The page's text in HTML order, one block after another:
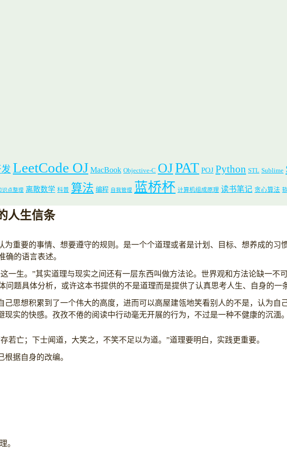
LeetCode OJ MacBook Objective-C OJPAT POJ Python STL Sublime
识点整理 离散数学 科普 算法 编程 自我管理 蓝桥杯 计算机组成原理 读书笔记 贪心算法
人生信条
为重要的事情、想要遵守的规则。是一个个道理或者是计划、目标、想养成的
确的语言表述。
一生。”其实道理与现实之间还有一层东西叫做方法论。世界观和方法论缺一
题具体分析，或许这本书提供的不是道理而是提供了认真思考人生、自身的一
己思想积累到了一个伟大的高度，进而可以高屋建瓴地笑看别人的不是，认为
实的快感。孜孜不倦的阅读中行动毫无开展的行为，不过是一种不健康的沉湎。
若亡；下士闻道，大笑之，不笑不足以为道。”道理要明白，实践更重要。
据自身的改编。
。